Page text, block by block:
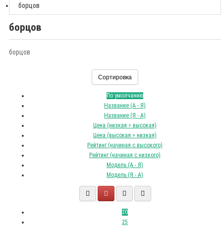
борцов
борцов
борцов
Сортировка
По умолчанию
Название (А - Я)
Название (Я - А)
Цена (низкая > высокая)
Цена (высокая > низкая)
Рейтинг (начиная с высокого)
Рейтинг (начиная с низкого)
Модель (А - Я)
Модель (Я - А)
20
25